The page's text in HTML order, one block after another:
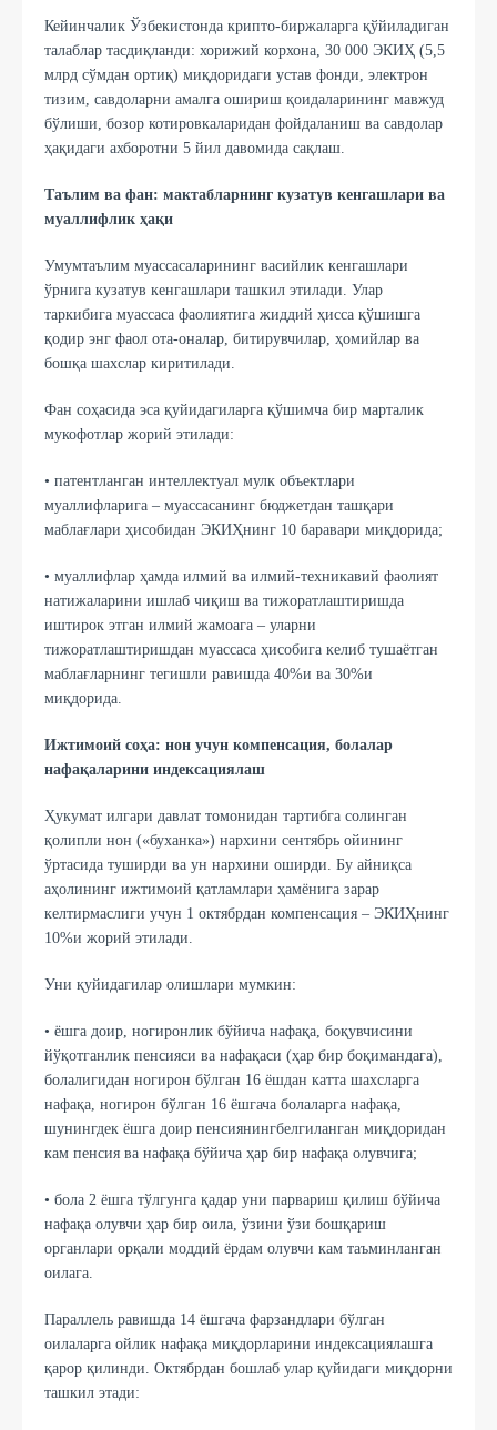
Кейинчалик Ўзбекистонда крипто-биржаларга қўйиладиган
талаблар тасдиқланди: хорижий корхона, 30 000 ЭКИҲ (5,5
млрд сўмдан ортиқ) миқдоридаги устав фонди, электрон
тизим, савдоларни амалга ошириш қоидаларининг мавжуд
бўлиши, бозор котировкаларидан фойдаланиш ва савдолар
ҳақидаги ахборотни 5 йил давомида сақлаш.
Таълим ва фан: мактабларнинг кузатув кенгашлари ва
муаллифлик ҳақи
Умумтаълим муассасаларининг васийлик кенгашлари
ўрнига кузатув кенгашлари ташкил этилади. Улар
таркибига муассаса фаолиятига жиддий ҳисса қўшишга
қодир энг фаол ота-оналар, битирувчилар, ҳомийлар ва
бошқа шахслар киритилади.
Фан соҳасида эса қуйидагиларга қўшимча бир марталик
мукофотлар жорий этилади:
• патентланган интеллектуал мулк объектлари
муаллифларига – муассасанинг бюджетдан ташқари
маблағлари ҳисобидан ЭКИҲнинг 10 баравари миқдорида;
• муаллифлар ҳамда илмий ва илмий-техникавий фаолият
натижаларини ишлаб чиқиш ва тижоратлаштиришда
иштирок этган илмий жамоага – уларни
тижоратлаштиришдан муассаса ҳисобига келиб тушаётган
маблағларнинг тегишли равишда 40%и ва 30%и
миқдорида.
Ижтимоий соҳа: нон учун компенсация, болалар
нафақаларини индексациялаш
Ҳукумат илгари давлат томонидан тартибга солинган
қолипли нон («буханка») нархини сентябрь ойининг
ўртасида туширди ва ун нархини оширди. Бу айниқса
аҳолининг ижтимоий қатламлари ҳамёнига зарар
келтирмаслиги учун 1 октябрдан компенсация – ЭКИҲнинг
10%и жорий этилади.
Уни қуйидагилар олишлари мумкин:
• ёшга доир, ногиронлик бўйича нафақа, боқувчисини
йўқотганлик пенсияси ва нафақаси (ҳар бир боқимандага),
болалигидан ногирон бўлган 16 ёшдан катта шахсларга
нафақа, ногирон бўлган 16 ёшгача болаларга нафақа,
шунингдек ёшга доир пенсиянингбелгиланган миқдоридан
кам пенсия ва нафақа бўйича ҳар бир нафақа олувчига;
• бола 2 ёшга тўлгунга қадар уни парвариш қилиш бўйича
нафақа олувчи ҳар бир оила, ўзини ўзи бошқариш
органлари орқали моддий ёрдам олувчи кам таъминланган
оилага.
Параллель равишда 14 ёшгача фарзандлари бўлган
оилаларга ойлик нафақа миқдорларини индексациялашга
қарор қилинди. Октябрдан бошлаб улар қуйидаги миқдорни
ташкил этади: